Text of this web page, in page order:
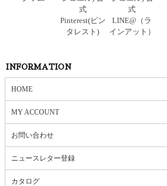
INFORMATION
HOME
MY ACCOUNT
お問い合わせ
ニュースレター登録
カタログ